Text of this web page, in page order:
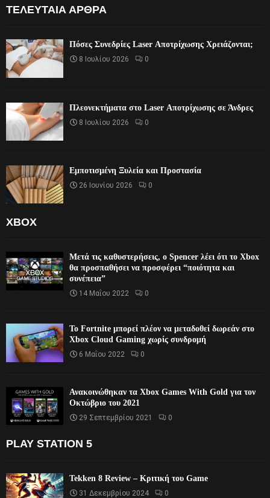
ΤΕΛΕΥΤΑΊΑ ΆΡΘΡΑ
Πόσες Συνεδρίες Laser Αποτρίχωσης Χρειάζονται;
8 Ιουλίου 2026 0
Πλεονεκτήματα στο Laser Αποτρίχωσης σε Άνδρες
8 Ιουλίου 2026 0
Εμποτισμένη Ξυλεία και Προστασία
26 Ιουνίου 2026 0
XBOX
Μετά τις καθυστερήσεις, ο Spencer λέει ότι το Xbox
θα προσπαθήσει να προσφέρει “ποιότητα και
συνέπεια”
14 Μαΐου 2022 0
Το Fortnite μπορεί πλέον να μεταδοθεί δωρεάν στο
Xbox Cloud Gaming χωρίς συνδρομή
6 Μαΐου 2022 0
Ανακοινώθηκαν τα Xbox Games With Gold για τον
Οκτώβριο του 2021
29 Σεπτεμβρίου 2021 0
PLAY STATION 5
Tekken 8 Review – Κριτική του Game
31 Δεκεμβρίου 2024 0